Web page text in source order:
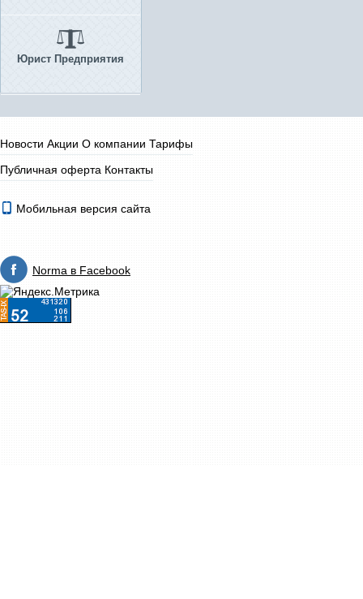
Юрист Предприятия
Новости Акции О компании Тарифы
Публичная оферта Контакты
Мобильная версия сайта
Norma в Facebook